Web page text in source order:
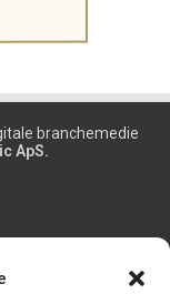
branchemedie
ApS.